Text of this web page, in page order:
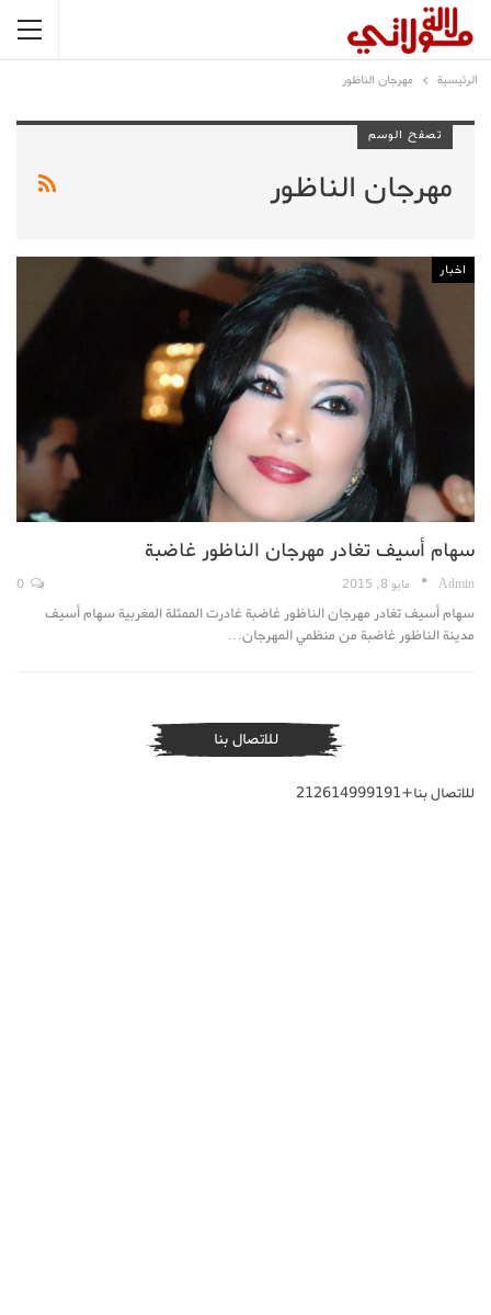
الرئيسية مهرجان الناظور
تصفح الوسم
مهرجان الناظور
اخبار
سهام أسيف تغادر مهرجان الناظور غاضبة
Admin مايو 8, 2015
سهام أسيف تغادر مهرجان الناظور غاضبة غادرت الممثلة المغربية سهام أسيف
مدينة الناظور غاضبة من منظمي المهرجان…
للاتصال بنا
للاتصال بنا+212614999191